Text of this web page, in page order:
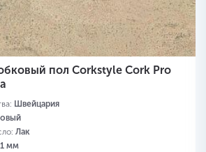
пол Corkstyle Cork Pro
Швейцария
Лак
мм